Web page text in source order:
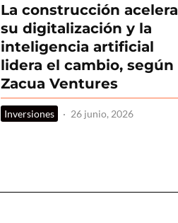
La construcción acelera
su digitalización y la
inteligencia artificial
lidera el cambio, según
Zacua Ventures
Inversiones · 26 junio, 2026